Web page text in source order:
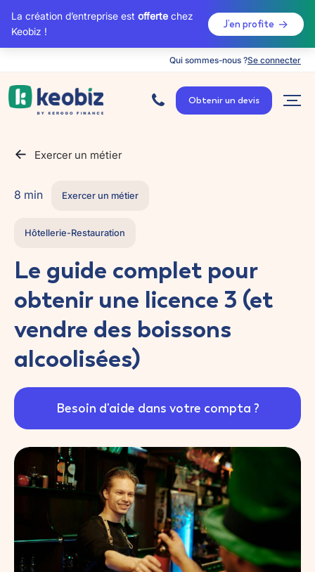
La création d’entreprise est offerte chez
Keobiz !
J’en profite
Qui sommes-nous ?Se connecter
c
c
u
l
Obtenir un devis
Exercer un métier
8 min Exercer un métier
Hôtellerie-Restauration
Le guide complet pour
obtenir une licence 3 (et
vendre des boissons
alcoolisées)
Besoin d'aide dans votre compta ?